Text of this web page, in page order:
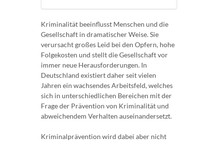
Kriminalität beeinflusst Menschen und die
Gesellschaft in dramatischer Weise. Sie
verursacht großes Leid bei den Opfern, hohe
Folgekosten und stellt die Gesellschaft vor
immer neue Herausforderungen. In
Deutschland existiert daher seit vielen
Jahren ein wachsendes Arbeitsfeld, welches
sich in unterschiedlichen Bereichen mit der
Frage der Prävention von Kriminalität und
abweichendem Verhalten auseinandersetzt.
Kriminalprävention wird dabei aber nicht